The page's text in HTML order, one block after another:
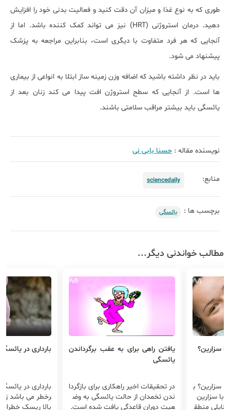
طوری که به نوع غذا و میزان آن دقت کنید و فعالیت بدنی خود را افزایش
دهید. درمان استروژنی (HRT) نیز می تواند کمک کننده باشد. اما از
آنجایی که هر فرد متفاوت با دیگری است، بنابراین مراجعه به پزشک
پیشنهاد می شود.
باید در نظر داشته باشید که اضافه وزن زمینه ساز ابتلا به انواعی از بیماری
ها است. از آنجایی که سطح استروژن افت پیدا می کند زنان بعد از
یائسگی باید بیشتر مراقب سلامتی باشند.
نویسنده مقاله : حسنا بابی نی
منابع: sciencedaily
برچسب ها : یائسگی
مطالب خواندنی دیگر...
عقب برگرداندن
برای بازگردا
یائسگی به وض
شده است.
بارداری در یائسگی
بارداری در یائسگی جزو بارداری های پ
رخطر می باشد زیرا بارداری در سنین
بالا ریسک خطراتی که ممکن است برا
خونریزی
در صورت
گی، علت
سی قرار